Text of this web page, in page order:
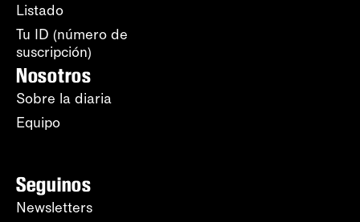
Listado
Tu ID (número de
suscripción)
Nosotros
Sobre la diaria
Equipo
Seguinos
Newsletters